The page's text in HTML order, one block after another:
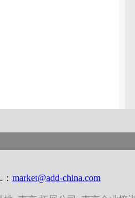
market@add-china.com